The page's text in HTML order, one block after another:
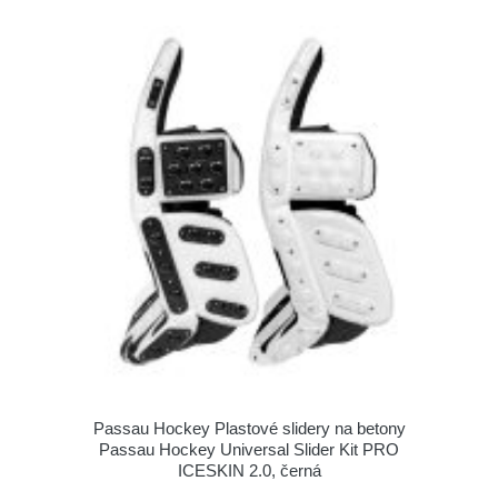
Passau Hockey Plastové slidery na betony
Passau Hockey Universal Slider Kit PRO
ICESKIN 2.0, černá